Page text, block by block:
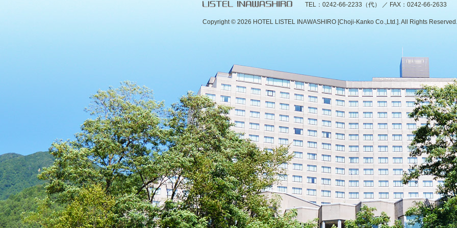
TEL：0242-66-2233（代） ／ FAX：0242-66-2633
Copyright © 2026 HOTEL LISTEL INAWASHIRO [Choji-Kanko Co.,Ltd.]. All Rights Reserved.